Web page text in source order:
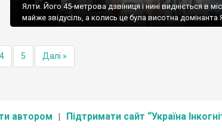
Ялти. Його 45-метрова дзвіниця і нині видніється в
майже звідусіль, а колись це була висотна домінанта
4 5 Далі »
автором Підтримати сайт “Україна